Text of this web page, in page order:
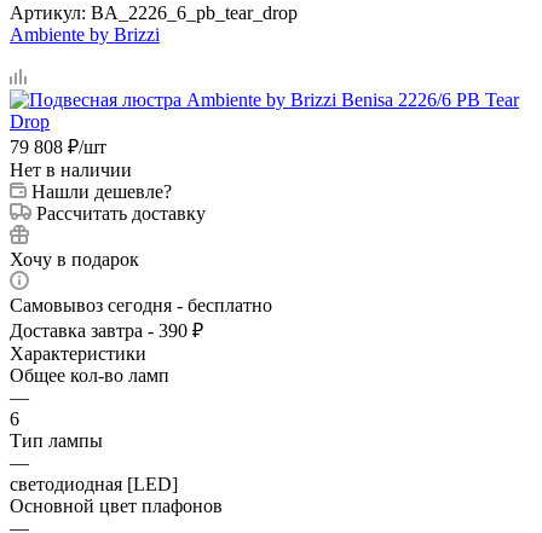
Артикул: BA_2226_6_pb_tear_drop
Ambiente by Brizzi
79 808 ₽/шт
Нет в наличии
Нашли дешевле?
Рассчитать доставку
Хочу в подарок
Самовывоз сегодня - бесплатно
Доставка завтра - 390 ₽
Характеристики
Общее кол-во ламп
—
6
Тип лампы
—
светодиодная [LED]
Основной цвет плафонов
—